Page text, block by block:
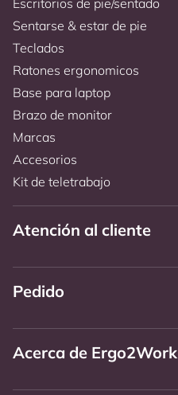
Sentarse & estar de pie
Teclados
Ratones ergonomicos
Base para laptop
Brazo de monitor
Marcas
Accesorios
Kit de teletrabajo
Atención al cliente
Pedido
Acerca de Ergo2Work